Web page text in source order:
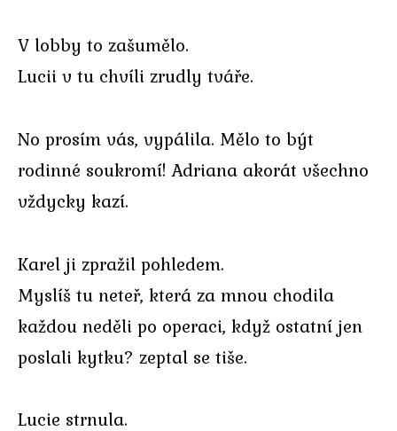
V lobby to zašumělo.
Lucii v tu chvíli zrudly tváře.
No prosím vás, vypálila. Mělo to být
rodinné soukromí! Adriana akorát všechno
vždycky kazí.
Karel ji zpražil pohledem.
Myslíš tu neteř, která za mnou chodila
každou neděli po operaci, když ostatní jen
poslali kytku? zeptal se tiše.
Lucie strnula.